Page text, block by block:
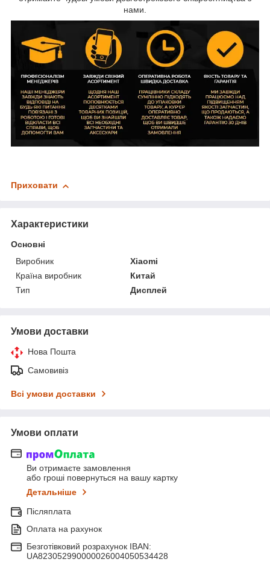
нами.
Приховати
Характеристики
Основні
Виробник
Xiaomi
Країна виробник
Китай
Тип
Дисплей
Умови доставки
Нова Пошта
Самовивіз
Всі умови доставки
Умови оплати
Ви отримаєте замовлення
або гроші повернуться на вашу картку
Детальніше
Післяплата
Оплата на рахунок
Безготівковий розрахунок IBAN:
UA823052990000026004050534428